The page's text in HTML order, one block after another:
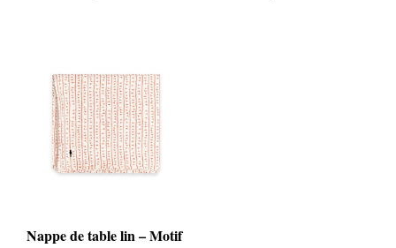
Nappe de table lin – Motif